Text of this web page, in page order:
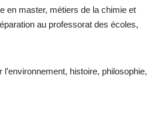
en master, métiers de la chimie et
au professorat des écoles,
histoire, philosophie,